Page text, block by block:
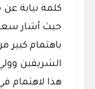
كلمة نيابة عن
حيث أشار
باهتمام كبير
الشريفين